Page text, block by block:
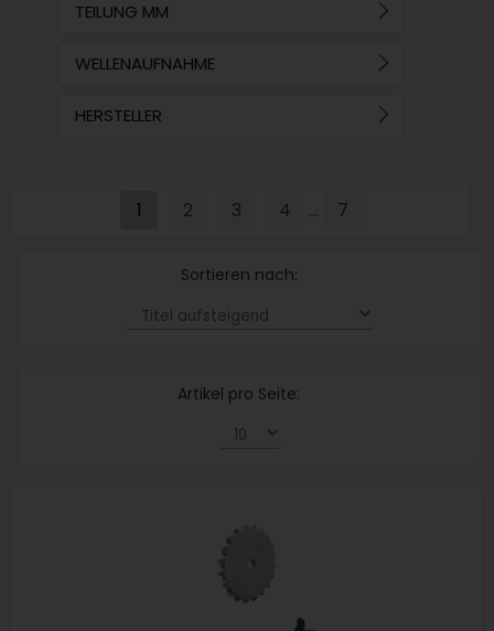
TEILUNG MM
WELLENAUFNAHME
HERSTELLER
1 2 3 4 ... 7
Sortieren nach:
Artikel pro Seite: